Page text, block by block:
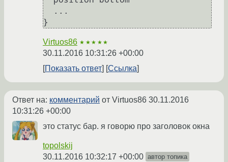
}
Virtuos86 ★★★★★
30.11.2016 10:31:26 +00:00
Показать ответ
Ссылка
Ответ на: комментарий от Virtuos86 30.11.2016
10:31:26 +00:00
это статус бар. я говорю про заголовок окна
topolskij
30.11.2016 10:32:17 +00:00 автор топика